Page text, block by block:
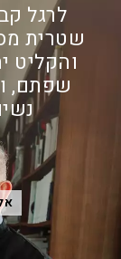
לרגל
שטרית
והקליט
שפתם,